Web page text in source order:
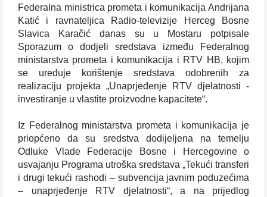
Federalna ministrica prometa i komunikacija Andrijana
Katić i ravnateljica Radio-televizije Herceg Bosne
Slavica Karačić danas su u Mostaru potpisale
Sporazum o dodjeli sredstava između Federalnog
ministarstva prometa i komunikacija i RTV HB, kojim
se uređuje korištenje sredstava odobrenih za
realizaciju projekta „Unaprjeđenje RTV djelatnosti -
investiranje u vlastite proizvodne kapacitete“.
Iz Federalnog ministarstva prometa i komunikacija je
priopćeno da su sredstva dodijeljena na temelju
Odluke Vlade Federacije Bosne i Hercegovine o
usvajanju Programa utroška sredstava „Tekući transferi
i drugi tekući rashodi – subvencija javnim poduzećima
– unaprjeđenje RTV djelatnosti“, a na prijedlog